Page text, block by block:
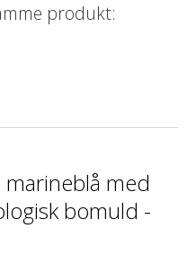
produkt:
med
bomuld -